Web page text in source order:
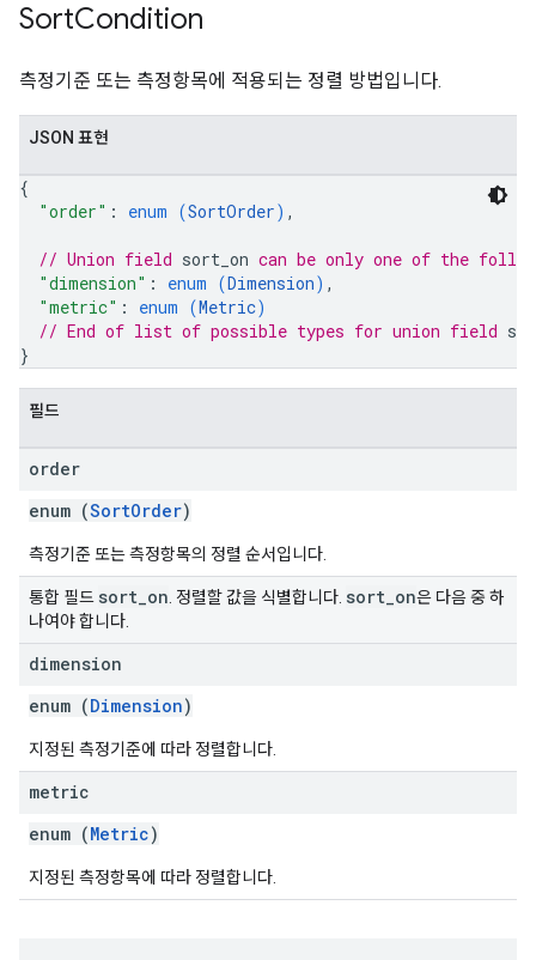
SortCondition
측정기준 또는 측정항목에 적용되는 정렬 방법입니다.
JSON 표현
{
"order" : enum (SortOrder) ,
// Union field sort_on can be only one of the
"dimension" : enum (Dimension) ,
"metric" : enum (Metric)
// End of list of possible types for union field
}
필드
order
enum (SortOrder)
측정기준 또는 측정항목의 정렬 순서입니다.
통합 필드 sort on . 정렬할 값을 식별합니다. sort on은 다음 중 하
나여야 합니다.
dimension
enum (Dimension)
지정된 측정기준에 따라 정렬합니다.
metric
enum (Metric)
지정된 측정항목에 따라 정렬합니다.